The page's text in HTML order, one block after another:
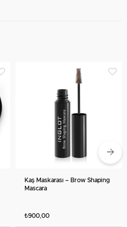
Kaş Maskarası – Brow Shaping
Mascara
₺900,00